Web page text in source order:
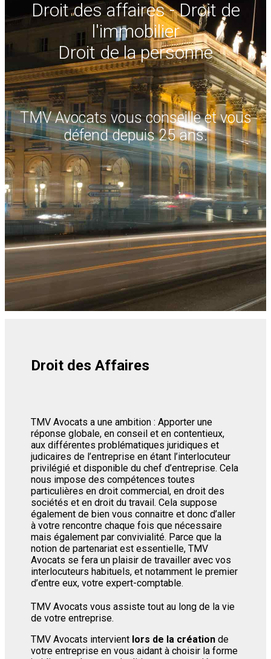
Droit des affaires - Droit de
l'immobilier
Droit de la personne
TMV Avocats vous conseille et vous
défend depuis 25 ans.
Droit des Affaires
TMV Avocats a une ambition : Apporter une
réponse globale, en conseil et en contentieux,
aux différentes problématiques juridiques et
judicaires de l’entreprise en étant l’interlocuteur
privilégié et disponible du chef d’entreprise. Cela
nous impose des compétences toutes
particulières en droit commercial, en droit des
sociétés et en droit du travail. Cela suppose
également de bien vous connaitre et donc d’aller
à votre rencontre chaque fois que nécessaire
mais également par convivialité. Parce que la
notion de partenariat est essentielle, TMV
Avocats se fera un plaisir de travailler avec vos
interlocuteurs habituels, et notamment le premier
d’entre eux, votre expert-comptable.
TMV Avocats vous assiste tout au long de la vie
de votre entreprise.
TMV Avocats intervient lors de la création de
votre entreprise en vous aidant à choisir la forme